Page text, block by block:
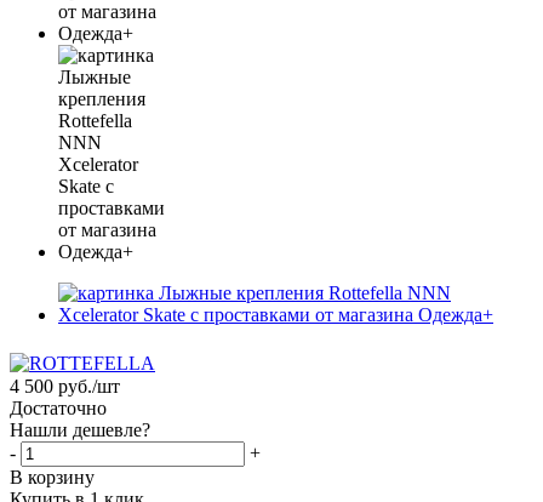
4 500 руб./шт
Достаточно
Нашли дешевле?
-
+
В корзину